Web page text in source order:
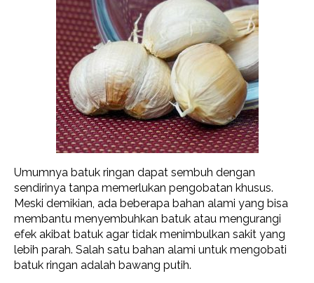
Umumnya batuk ringan dapat sembuh dengan
sendirinya tanpa memerlukan pengobatan khusus.
Meski demikian, ada beberapa bahan alami yang bisa
membantu menyembuhkan batuk atau mengurangi
efek akibat batuk agar tidak menimbulkan sakit yang
lebih parah. Salah satu bahan alami untuk mengobati
batuk ringan adalah bawang putih.